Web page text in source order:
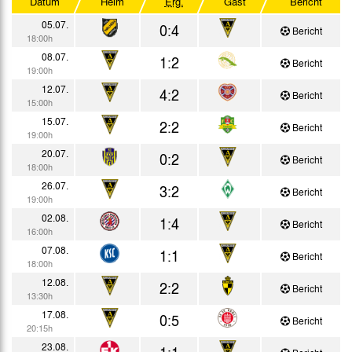
Testspiele
05.07.
18:00h 0:4
Bericht
08.07.
19:00h 1:2
Bericht
12.07.
15:00h 4:2
Bericht
15.07.
19:00h 2:2
Bericht
20.07.
18:00h 0:2
Bericht
26.07.
19:00h 3:2
Bericht
02.08.
16:00h 1:4
Bericht
07.08.
18:00h 1:1
Bericht
12.08.
13:30h 2:2
Bericht
17.08.
20:15h 0:5
Bericht
23.08.